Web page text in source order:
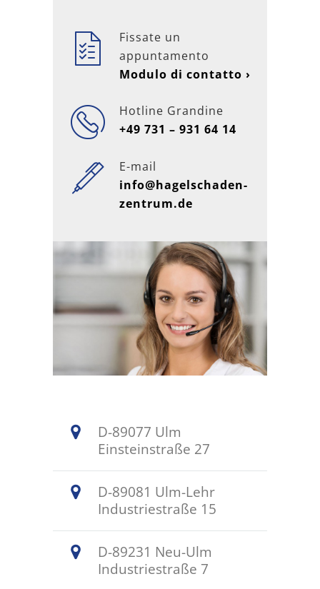
Fissate un
appuntamento
Modulo di contatto ›
Hotline Grandine
+49 731 – 931 64 14
E-mail
info@hagelschaden-
zentrum.de
D-89077 Ulm
Einsteinstraße 27
D-89081 Ulm-Lehr
Industriestraße 15
D-89231 Neu-Ulm
Industriestraße 7